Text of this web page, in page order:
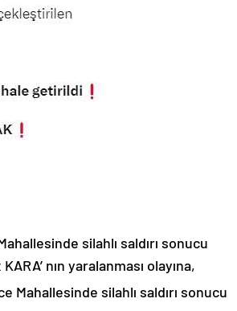
silahlı saldırı sonucu
nın yaralanması olayına,
Mahallesinde silahlı saldırı sonucu